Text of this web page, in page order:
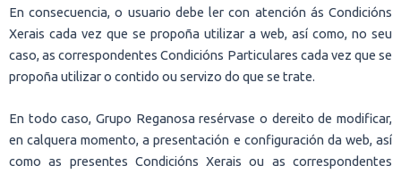
En consecuencia, o usuario debe ler con atención ás Condicións
Xerais cada vez que se propoña utilizar a web, así como, no seu
caso, as correspondentes Condicións Particulares cada vez que se
propoña utilizar o contido ou servizo do que se trate.
En todo caso, Grupo Reganosa resérvase o dereito de modificar,
en calquera momento, a presentación e configuración da web, así
como as presentes Condicións Xerais ou as correspondentes